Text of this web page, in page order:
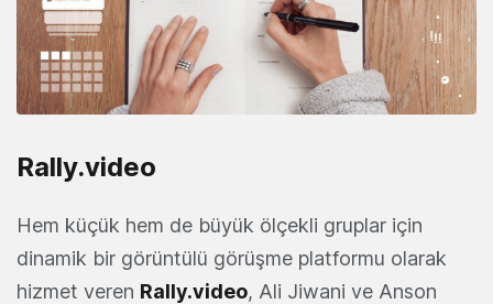
Rally.video
Hem küçük hem de büyük ölçekli gruplar için
dinamik bir görüntülü görüşme platformu olarak
hizmet veren Rally.video, Ali Jiwani ve Anson